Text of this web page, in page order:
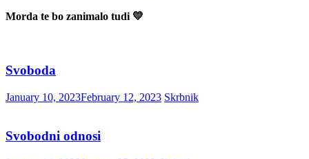
Morda te bo zanimalo tudi 💛
Svoboda
January 10, 2023February 12, 2023 Skrbnik
Svobodni odnosi